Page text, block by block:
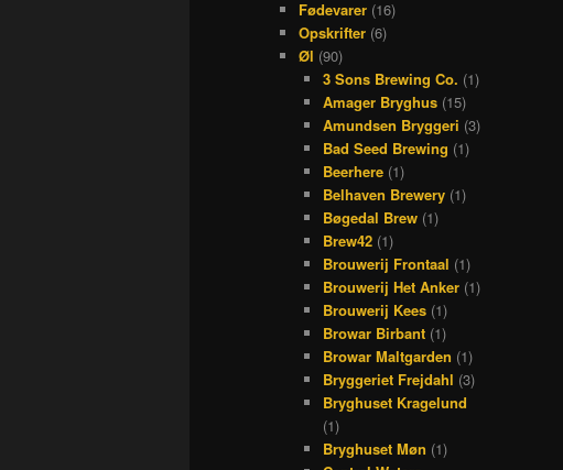
Fødevarer(16)
Opskrifter(6)
Øl (90)
3 Sons Brewing Co. (1)
Amager Bryghus (15)
Amundsen Bryggeri (3)
Bad Seed Brewing (1)
Beerhere (1)
Belhaven Brewery (1)
Bøgedal Brew (1)
Brew42 (1)
Brouwerij Frontaal (1)
Brouwerij Het Anker (1)
Brouwerij Kees (1)
Browar Birbant (1)
Browar Maltgarden (1)
Bryggeriet Frejdahl (3)
Bryghuset Kragelund
(1)
Bryghuset Møn (1)